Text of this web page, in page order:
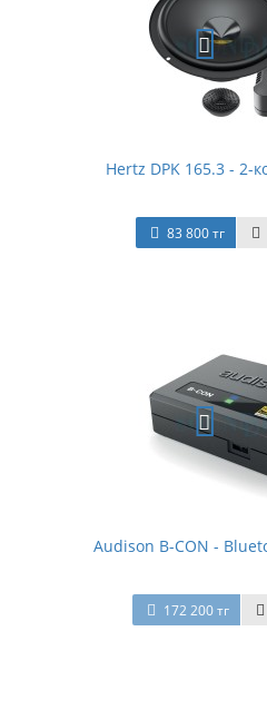
Hertz DPK 165.3 - 2-
83 800 тг
Audison B-CON -
172 200 тг